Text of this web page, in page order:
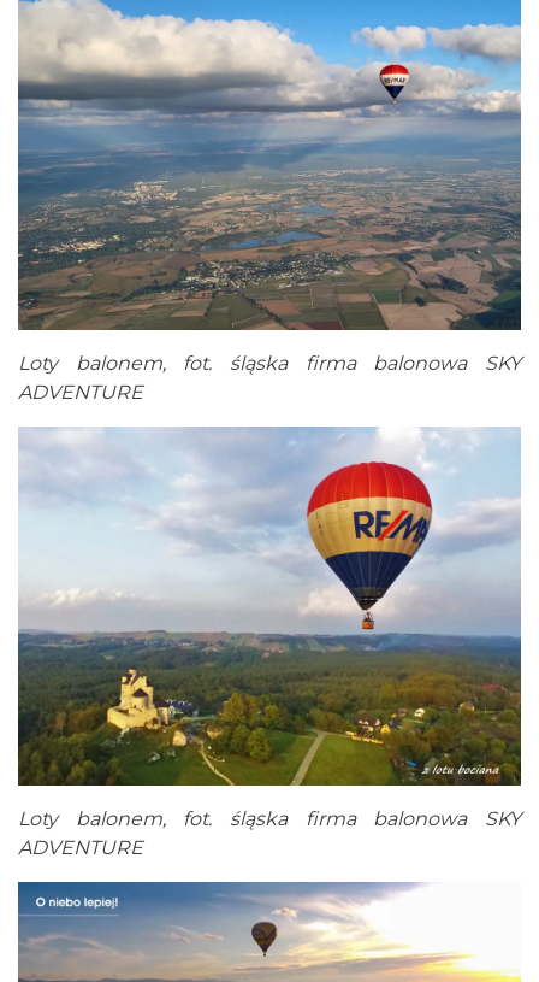
Loty balonem, fot. śląska firma balonowa SKY
ADVENTURE
Loty balonem, fot. śląska firma balonowa SKY
ADVENTURE